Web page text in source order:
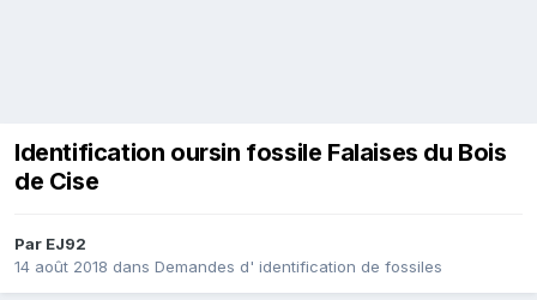
Identification oursin fossile Falaises du Bois
de Cise
Par EJ92
14 août 2018 dans Demandes d' identification de fossiles